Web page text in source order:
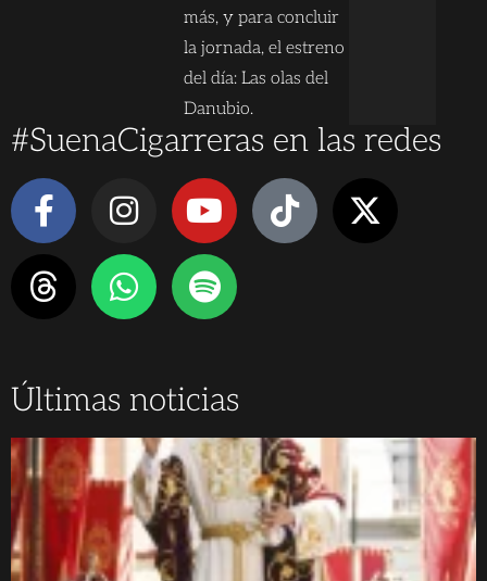
más, y para concluir
la jornada, el estreno
del día: Las olas del
Danubio.
#SuenaCigarreras en las redes
Últimas noticias